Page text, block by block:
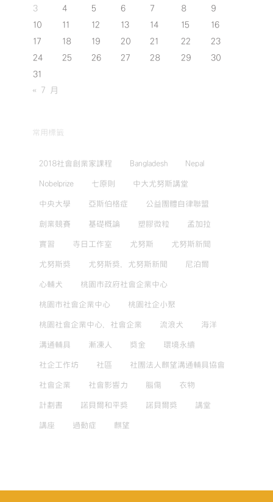
3
4 5 6 7 8
9
10
11 12 13 14 15
16
17
18 19 20 21 22
23
24
25 26 27 28 29
30
31
« 7 月
常用標籤
2018社會創業家課程 Bangladesh Nepal
Nobelprize 七原則 中大尤努斯講堂
中央大學 亞斯伯格症 公益團體自律聯盟
創業競賽 基礎概論 塑膠微粒 孟加拉
實習 寺日工作室 尤努斯 尤努斯新聞
尤努斯獎 尤努斯獎，尤努斯新聞 尼泊爾
心輔犬 桃園市政府社會企業中心
桃園市社會企業中心 桃園社企小聚
桃園社會企業中心，社會企業 流浪犬 海洋
溝通輔具 漸凍人 獎金 環境永續
社企工作坊 社區 社團法人麒望溝通輔具協會
社會企業 社會影響力 腦傷 衣物
計劃書 諾貝爾和平獎 諾貝爾獎 講堂
講座 過動症 麒望